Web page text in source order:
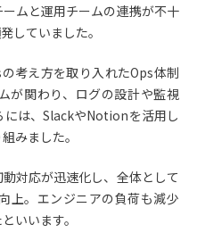
ムと運用チームの連携が不十
していました。
考え方を取り入れたOps体制
が関わり、ログの設計や監視
には、SlackやNotionを活用し
みました。
対応が迅速化し、全体として
上。エンジニアの負荷も減少
いいます。